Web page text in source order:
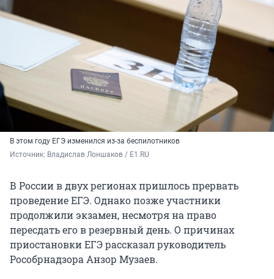
В этом году ЕГЭ изменился из-за беспилотников
Источник: Владислав Лоншаков / E1.RU
В России в двух регионах пришлось прервать
проведение ЕГЭ. Однако позже участники
продолжили экзамен, несмотря на право
пересдать его в резервный день. О причинах
приостановки ЕГЭ рассказал руководитель
Рособрнадзора Анзор Музаев.